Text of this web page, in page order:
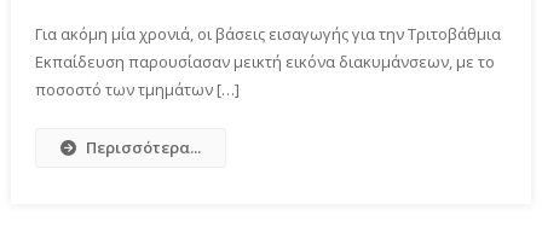
Για ακόμη μία χρονιά, οι βάσεις εισαγωγής για την Τριτοβάθμια
Εκπαίδευση παρουσίασαν μεικτή εικόνα διακυμάνσεων, με το
ποσοστό των τμημάτων […]
Περισσότερα...